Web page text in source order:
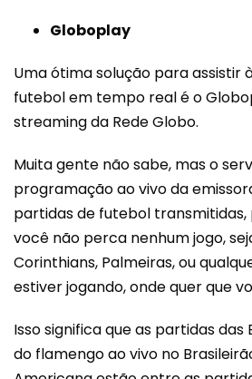
Globoplay
Uma ótima solução para assistir
futebol em tempo real é o
streaming da Rede Globo.
Muita gente não sabe, mas o
programação ao vivo da
partidas de futebol
você não perca nenhum jogo,
Corinthians, Palmeiras, ou
estiver jogando, onde quer que
Isso significa que as partidas das
do flamengo ao vivo no